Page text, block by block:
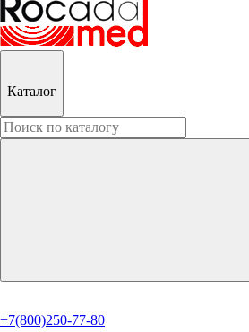
Каталог
+7(800)250-77-80